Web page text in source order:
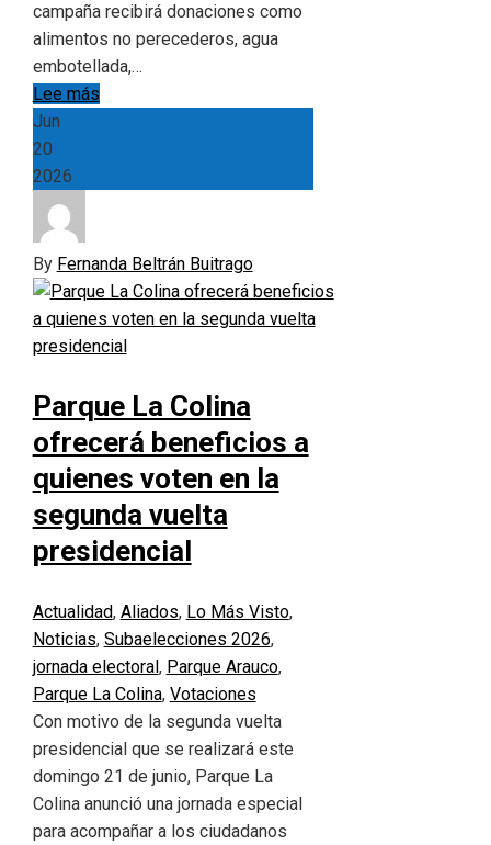
campaña recibirá donaciones como
alimentos no perecederos, agua
embotellada,…
Lee más
Jun
20
2026
By Fernanda Beltrán Buitrago
Parque La Colina
ofrecerá beneficios a
quienes voten en la
segunda vuelta
presidencial
Actualidad, Aliados, Lo Más Visto,
Noticias, Subaelecciones 2026,
jornada electoral , Parque Arauco,
Parque La Colina, Votaciones
Con motivo de la segunda vuelta
presidencial que se realizará este
domingo 21 de junio, Parque La
Colina anunció una jornada especial
para acompañar a los ciudadanos